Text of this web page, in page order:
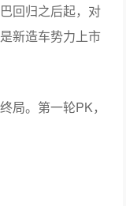
回归之后起，对
新造车势力上市
局。第一轮PK，